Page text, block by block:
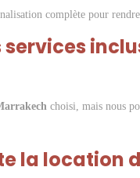
complète pour
services
choisi, mais nous
la location